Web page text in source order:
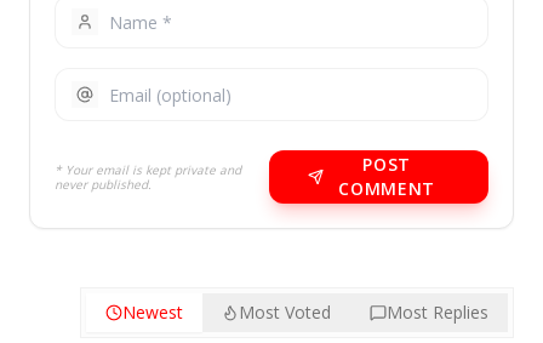
* Your email is kept private and
never published.
POST
COMMENT
Newest Most Voted Most Replies